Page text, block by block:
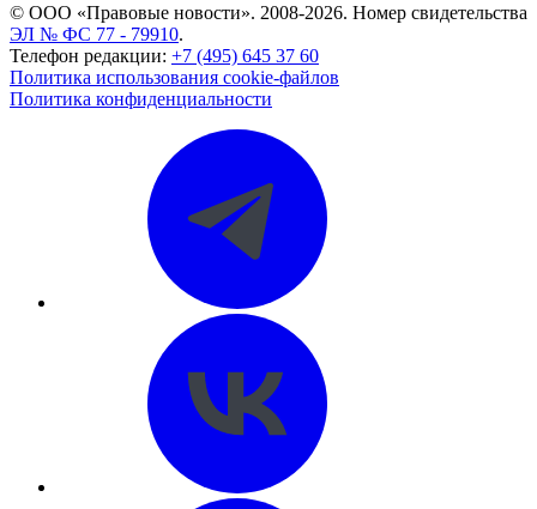
© ООО «Правовые новости». 2008-2026. Номер свидетельства
ЭЛ № ФС 77 - 79910.
Телефон редакции: +7 (495) 645 37 60
Политика использования cookie-файлов
Политика конфиденциальности